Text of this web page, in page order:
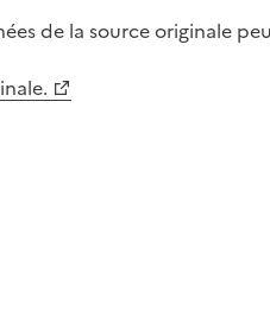
de la source originale